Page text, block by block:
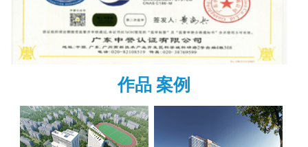
作品 案例